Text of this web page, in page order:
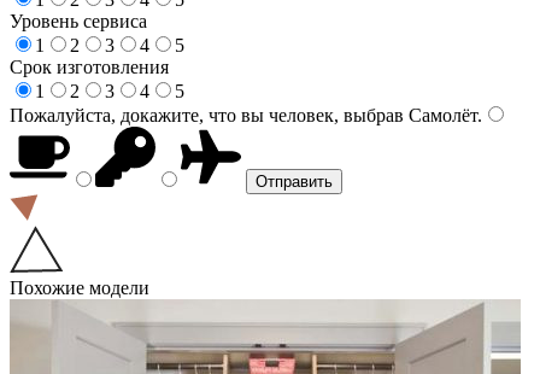
Уровень сервиса
1
2 3 4
5
Срок изготовления
1
2 3 4
5
Пожалуйста, докажите, что вы человек, выбрав Самолёт.
Похожие модели